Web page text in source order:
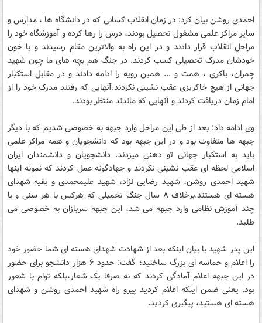
احمدی روشن بیان کرد: در زمان انقلاب کسانی که در دانشگاه ها ، مدارس و
سایر مراکز علمی مشغول تحصیل بودند، درس را رها کرده و آموزشگاه خود را
مراحل انقلاب قرار دادند و در این راه به والاترین مقام رسیدند و با خون
خودشان مدرک تحصیلی کسب کردند. در جنگ هم بچه های ما چون شهید
چمران، باکری ، همت و ... همین رویه را ادامه دادند و در مقابل استکبار
جهانی از هیچ خاکریزی عقب نشینی نکردند.آنهایی که رفتند مدرک خود را از
امام زمان دریافت کردند و آنهایی که ماندند منتظر بودند.
وی ادامه داد: بعد از طی این مراحل وارد جبهه به خصوصی شدیم که با دیگر
جبهه ها متفاوت بود و در این جبهه بود که دانشجویان و همه مراکز علمی
باید به استکبار جهانی تو دهنی میزدند. دانشجویان و دانشمندان ایران
اسلامی لحظه ای عقب نشینی نکردند و جهادگونه عمل کردند که نمونه اینها
شهید احمدی روشن، شهید رضایی نژاد، شهید علیمحمدی و بقیه شهدای
هسته ای هستند.برخلاف ۸ سال جنگ تحمیلی که هرکس با هر سنی و با
چند آموزش نظامی وارد جبهه می شد، این جبهه سربازان به خصوصی می
طلبد.
این پدر شهید با بیان اینکه بعد از شهادت شهدای هسته ای شما حضور خود
را اعلام و حماسه ای بزرگ ساختید؛ گفت: حدود ۶ هزار دانشجو برای حضور
در این جبهه اعلام آمادگی کردند که نه صرفا یک شعار،بلکه توام با شعور
بود. یعنی ضمن اینکه اعلام کردید پیرو راه شهید احمدی روشن و شهدای
هسته ای هستید، پیگیری کردید.